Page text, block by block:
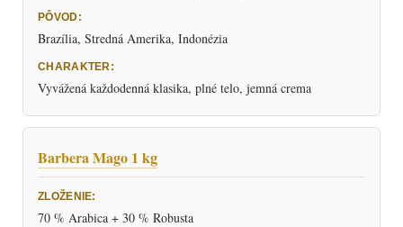
Brazília, Stredná Amerika, Indonézia
Vyvážená každodenná klasika, plné telo, jemná crema
Barbera Mago 1 kg
70 % Arabica + 30 % Robusta